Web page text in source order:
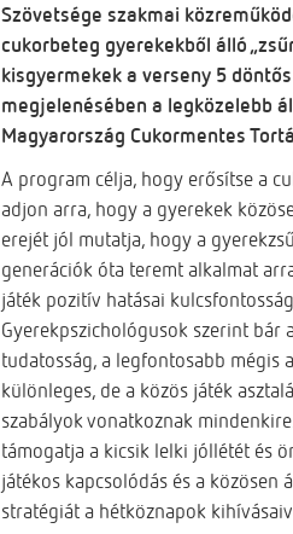
Szövetsége szakmai
cukorbeteg gyerekekből álló
kisgyermekek a verseny 5
megjelenésében a legközelebb
Magyarország Cukormentes
A program célja, hogy erősítse a
adjon arra, hogy a gyerekek
erejét jól mutatja, hogy a
generációk óta teremt alkalmat
játék pozitív hatásai
Gyerekpszichológusok szerint bár
tudatosság, a legfontosabb mégis
különleges, de a közös játék
szabályok vonatkoznak
támogatja a kicsik lelki jóllétét és
játékos kapcsolódás és a
stratégiát a hétköznapok